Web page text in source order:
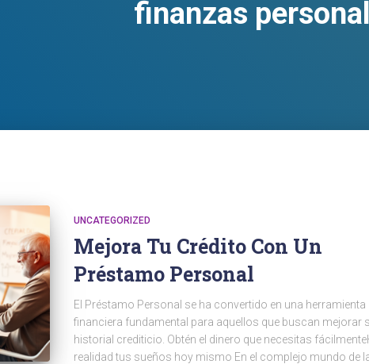
finanzas
UNCATEGORIZED
Mejora Tu Crédito Con Un
Préstamo Personal
El Préstamo Personal se ha convertido en una herramienta
financiera fundamental para aquellos que buscan mejorar
historial crediticio. Obtén el dinero que necesitas
realidad tus sueños hoy mismo En el complejo mundo de